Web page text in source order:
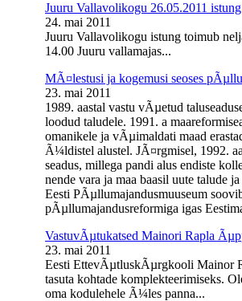
Juuru Vallavolikogu 26.05.2011 istung
24. mai 2011
Juuru Vallavolikogu istung toimub
14.00 Juuru vallamajas...
MÃ¤lestusi ja kogemusi seoses
23. mai 2011
1989. aastal vastu vÃµetud
loodud taludele. 1991. a
omanikele ja vÃµimaldati maad
Ã¼ldistel alustel. JÃ¤rgmisel, 1992.
seadus, millega pandi alus endiste
nende vara ja maa baasil uute talude
Eesti PÃµllumajandusmuuseum
pÃµllumajandusreformiga igas
VastuvÃµtukatsed Mainori Rapla
23. mai 2011
Eesti EttevÃµtluskÃµrgkooli Mainor
tasuta kohtade komplekteerimiseks.
oma kodulehele Ã¼les panna...